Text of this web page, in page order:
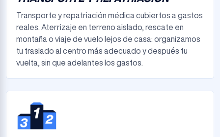
Transporte y repatriación médica cubiertos a gastos
reales. Aterrizaje en terreno aislado, rescate en
montaña o viaje de vuelo lejos de casa: organizamos
tu traslado al centro más adecuado y después tu
vuelta, sin que adelantes los gastos.